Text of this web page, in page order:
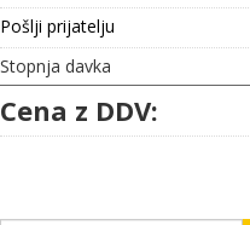
Pošlji prijatelju
Stopnja davka
Cena z DDV: